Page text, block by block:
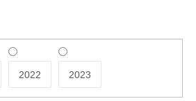
2022 2023